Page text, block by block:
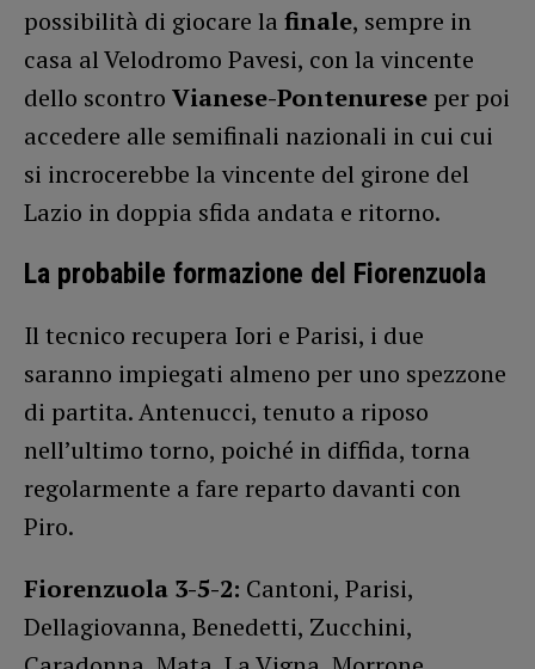
possibilità di giocare la finale, sempre in
casa al Velodromo Pavesi, con la vincente
dello scontro Vianese-Pontenurese per poi
accedere alle semifinali nazionali in cui cui
si incrocerebbe la vincente del girone del
Lazio in doppia sfida andata e ritorno.
La probabile formazione del Fiorenzuola
Il tecnico recupera Iori e Parisi, i due
saranno impiegati almeno per uno spezzone
di partita. Antenucci, tenuto a riposo
nell’ultimo torno, poiché in diffida, torna
regolarmente a fare reparto davanti con
Piro.
Fiorenzuola 3-5-2: Cantoni, Parisi,
Dellagiovanna, Benedetti, Zucchini,